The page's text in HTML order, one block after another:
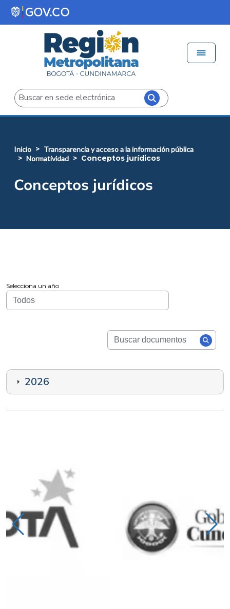
Pasar al contenido principal
Buscar
inicio
transparencia y acceso a la información pública
normatividad
conceptos jurídicos
Conceptos jurídicos
Selecciona un año
2026